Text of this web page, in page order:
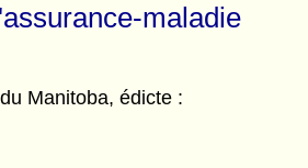
maladie
Manitoba, édicte :